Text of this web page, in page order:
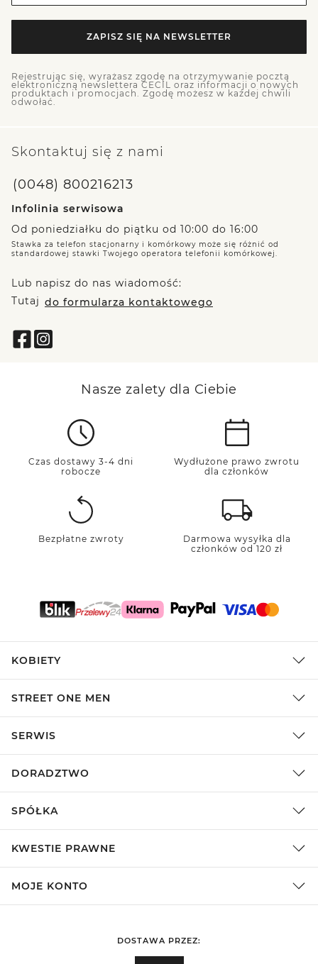
ZAPISZ SIĘ NA NEWSLETTER
Rejestrując się, wyrażasz zgodę na otrzymywanie pocztą
elektroniczną newslettera CECIL oraz informacji o nowych
produktach i promocjach. Zgodę możesz w każdej chwili
odwołać.
Skontaktuj się z nami
(0048) 800216213
Infolinia serwisowa
Od poniedziałku do piątku od 10:00 do 16:00
Stawka za telefon stacjonarny i komórkowy może się różnić od
standardowej stawki Twojego operatora telefonii komórkowej.
Lub napisz do nas wiadomość:
Tutaj do formularza kontaktowego
Nasze zalety dla Ciebie
Czas dostawy 3-4 dni
robocze
Wydłużone prawo zwrotu
dla członków
Bezpłatne zwroty
Darmowa wysyłka dla
członków od 120 zł
KOBIETY
STREET ONE MEN
SERWIS
DORADZTWO
SPÓŁKA
KWESTIE PRAWNE
MOJE KONTO
DOSTAWA PRZEZ: